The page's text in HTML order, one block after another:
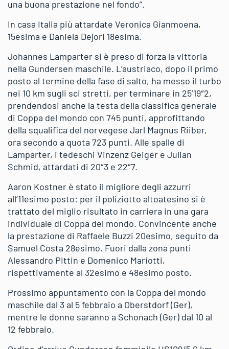
una buona prestazione nel fondo”.
In casa Italia più attardate Veronica Gianmoena,
15esima e Daniela Dejori 18esima.
Johannes Lamparter si è preso di forza la vittoria
nella Gundersen maschile. L’austriaco, dopo il primo
posto al termine della fase di salto, ha messo il turbo
nei 10 km sugli sci stretti, per terminare in 25’19″2,
prendendosi anche la testa della classifica generale
di Coppa del mondo con 745 punti, approfittando
della squalifica del norvegese Jarl Magnus Riiber,
ora secondo a quota 723 punti. Alle spalle di
Lamparter, i tedeschi Vinzenz Geiger e Julian
Schmid, attardati di 20″3 e 22″7.
Aaron Kostner è stato il migliore degli azzurri
all’11esimo posto: per il poliziotto altoatesino si è
trattato del miglio risultato in carriera in una gara
individuale di Coppa del mondo. Convincente anche
la prestazione di Raffaele Buzzi 20esimo, seguito da
Samuel Costa 28esimo. Fuori dalla zona punti
Alessandro Pittin e Domenico Mariotti,
rispettivamente al 32esimo e 48esimo posto.
Prossimo appuntamento con la Coppa del mondo
maschile dal 3 al 5 febbraio a Oberstdorf (Ger),
mentre le donne saranno a Schonach (Ger) dal 10 al
12 febbraio.